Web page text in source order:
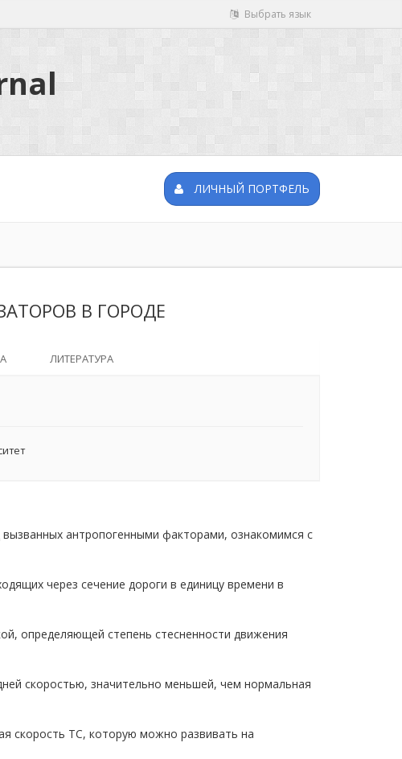
Выбрать язык
ЛИЧНЫЙ ПОРТФЕЛЬ
В ГОРОДЕ
ЛИТЕРАТУРА
антропогенными факторами, ознакомимся с
через сечение дороги в единицу времени в
определяющей степень стесненности движения
скоростью, значительно меньшей, чем нормальная
скорость ТС, которую можно развивать на